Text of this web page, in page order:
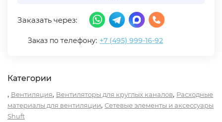
Заказать через:
Заказ по телефону: +7 (495) 999-16-92
Категории
, Вентиляция, Вентиляторы для круглых каналов, Расходные
материалы для вентиляции, Сетевые элементы и аксессуары
Shuft